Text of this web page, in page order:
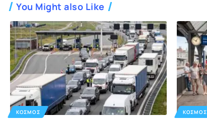
You Might also Like
ΚΌΣΜΟΣ ΚΌΣΜΟΣ